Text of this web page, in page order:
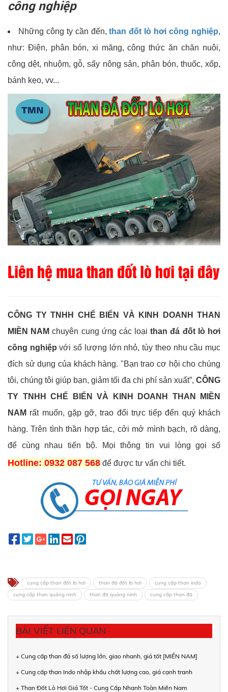
công nghiệp
Những công ty cần đến,than đốt lò hơi công nghiệp,
như: Điện, phân bón, xi măng, công thức ăn chăn nuôi,
công dệt, nhuộm, gỗ, sấy nông sản, phân bón, thuốc, xốp,
bánh kẹo, vv...
Liên hệ mua than đốt lò hơi tại đây
CÔNG TY TNHH CHẾ BIẾN VÀ KINH DOANH THAN
MIỀN NAMchuyên cung ứng các loạithan đá đốt lò hơi
công nghiệp với số lượng lớn nhỏ, tùy theo nhu cầu mục
đích sử dụng của khách hàng. "Bạn trao cơ hội cho chúng
tôi, chúng tôi giúp bạn, giảm tối đa chi phí sản xuất”, CÔNG
TY TNHH CHẾ BIẾN VÀ KINH DOANH THAN MIỀN
NAM rất muốn, gặp gỡ, trao đổi trực tiếp đến quý khách
hàng. Trên tình thần hợp tác, cởi mở mình bạch, rõ dàng,
để cùng nhau tiến bộ. Mọi thông tin vui lòng gọi số
Hotline: 0932 087 568 để được tư vấn chi tiết.
cung cấp than đốt lò hơi than đá đốt lò hơi
cung cấp than indo
cung cấp than quảng ninh
than đá quảng ninh cung cấp than đá
BÀI VIẾT LIÊN QUAN
+ Cung cấp than đá số lượng lớn, giao nhanh, giá tốt [MIỀN NAM]
+ Cung cấp than Indo nhập khẩu chất lượng cao, giá cạnh tranh
+ Than Đốt Lò Hơi Giá Tốt - Cung Cấp Nhanh Toàn Miền Nam